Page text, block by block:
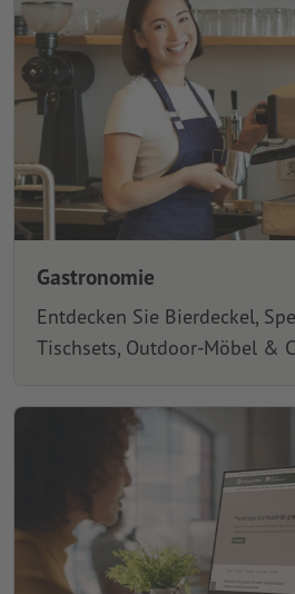
Gastronomie
Entdecken Sie Bierdeckel,
Tischsets, Outdoor-Möbel &